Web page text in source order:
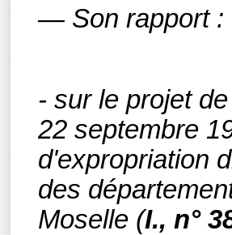
— Son rapport :
- sur le projet
22 septembre
d'expropriation
des
Moselle (I., n°